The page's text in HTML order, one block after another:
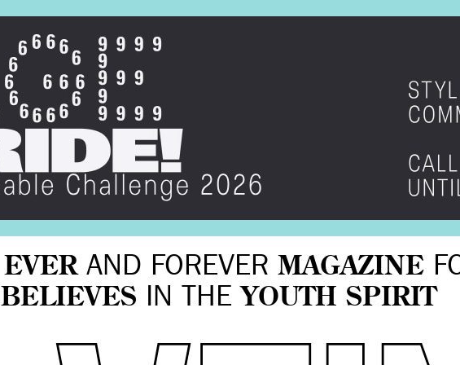
EVERAND FOREVER MAGAZINE
BELIEVES IN THE YOUTH SPIRIT